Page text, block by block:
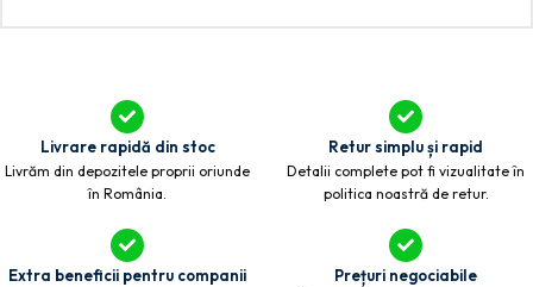
Livrare rapidă din stoc
Livrăm din depozitele proprii oriunde
în România.
Retur simplu și rapid
Detalii complete pot fi vizualitate în
politica noastră de retur.
Extra beneficii pentru companii Prețuri negociabile